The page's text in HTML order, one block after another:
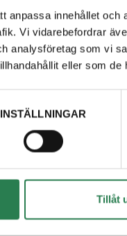
anpassa innehållet
Vi vidarebefordrar
analysföretag som vi
eller som
INSTÄLLNINGAR
Tillåt